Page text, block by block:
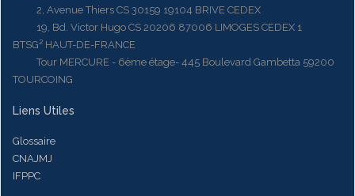
2, Avenue Thiers CS 30159 19104 BRIVE CEDEX
19, Bd. Victor Hugo CS 20206 87006 LIMOGES CEDEX 1
BTSG² HAUT-DE-FRANCE
Tour MERCURE - 6ème étage- 445 Boulevard Gambetta 59200
TOURCOING
Liens Utiles
Glossaire
CNAJMJ
IFPPC